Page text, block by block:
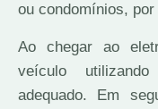
ou condomínios, por
Ao chegar ao
veículo
adequado. Em